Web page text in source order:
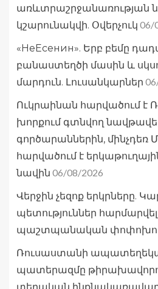
առևտրաշրջանառության
կշարունակվի. Օվերչուկ 06/
«НеЕсенин». Երբ բեմը
բանաստեղծի մասին և
մարդուն. Լուսանկարներ
Ուկրաինան հարվածում է
խորքում գտնվող
գործարաններին, մինչդեռ
հարվածում է
նավին 06/08/2026
Վերջին չեզոք երկրները.
պետություններ
պաշտպանական
Ռուսաստանի
պատերազմը